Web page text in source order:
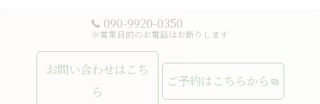
090-9920-0350
※営業目的のお電話はお断りします
お問い合わせはこち
ら
ご予約はこちらから